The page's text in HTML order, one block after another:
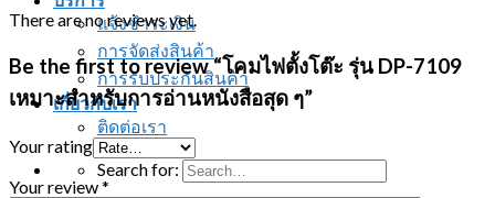
แจ้งชำระเงิน
การจัดส่งสินค้า
การรับประกันสินค้า
เกี่ยวกับเรา
ติดต่อเรา
Search for:
There are no reviews yet.
Be the first to review “โคมไฟตั้งโต๊ะ รุ่น DP-7109
เหมาะสำหรับการอ่านหนังสือสุด ๆ”
Your rating
Your review*